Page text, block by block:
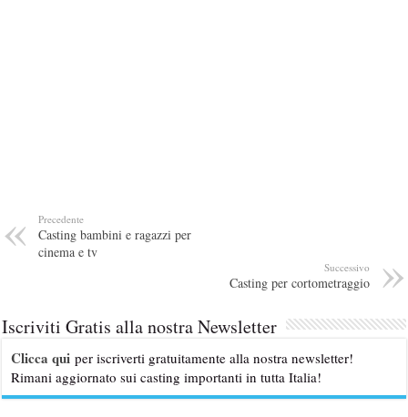
Precedente
Casting bambini e ragazzi per
cinema e tv
Successivo
Casting per cortometraggio
Iscriviti Gratis alla nostra Newsletter
Clicca qui per iscriverti gratuitamente alla nostra newsletter!
Rimani aggiornato sui casting importanti in tutta Italia!